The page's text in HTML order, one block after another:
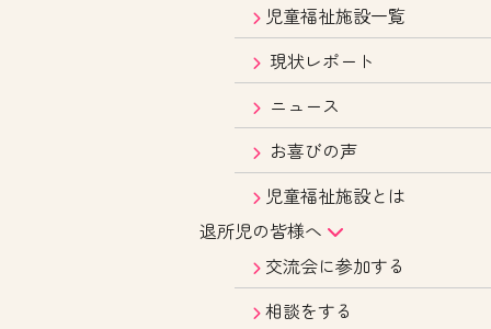
児童福祉施設一覧
現状レポート
ニュース
お喜びの声
児童福祉施設とは
退所児の皆様へ
交流会に参加する
相談をする